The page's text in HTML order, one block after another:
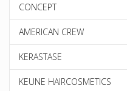
CONCEPT
AMERICAN CREW
KERASTASE
KEUNE HAIRCOSMETICS